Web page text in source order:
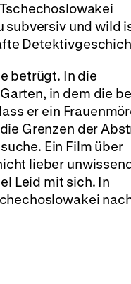
subversiv und wild
betrügt. In die
in dem die
er ein
die Grenzen der
Ein Film über
lieber
Leid mit sich. In